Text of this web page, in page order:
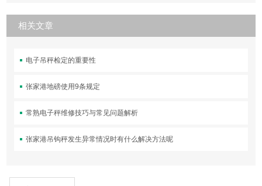
相关文章
电子吊秤检定的重要性
张家港地磅使用9条规定
常熟电子秤维修技巧与常见问题解析
张家港吊钩秤发生异常情况时有什么解决方法呢